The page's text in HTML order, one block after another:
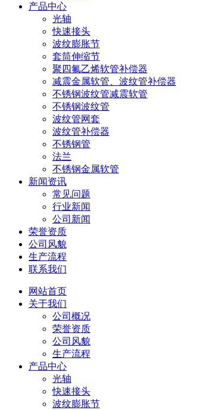
产品中心
光轴
快速接头
波纹膨胀节
套筒伸缩节
聚四氟乙烯软管补偿器
减震金属软管、波纹管补偿器
不锈钢波纹管减震软管
不锈钢波纹管
波纹管网套
波纹管补偿器
不锈钢管
法兰
不锈钢金属软管
新闻资讯
常见问题
行业新闻
公司新闻
荣誉资质
公司风貌
生产流程
联系我们
网站首页
关于我们
公司概况
荣誉资质
公司风貌
生产流程
产品中心
光轴
快速接头
波纹膨胀节